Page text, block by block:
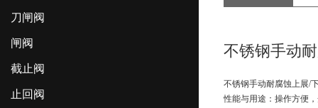
刀闸阀
闸阀
截止阀
止回阀
不锈钢手动
不锈钢手动耐腐蚀上展/
性能与用途：操作方便